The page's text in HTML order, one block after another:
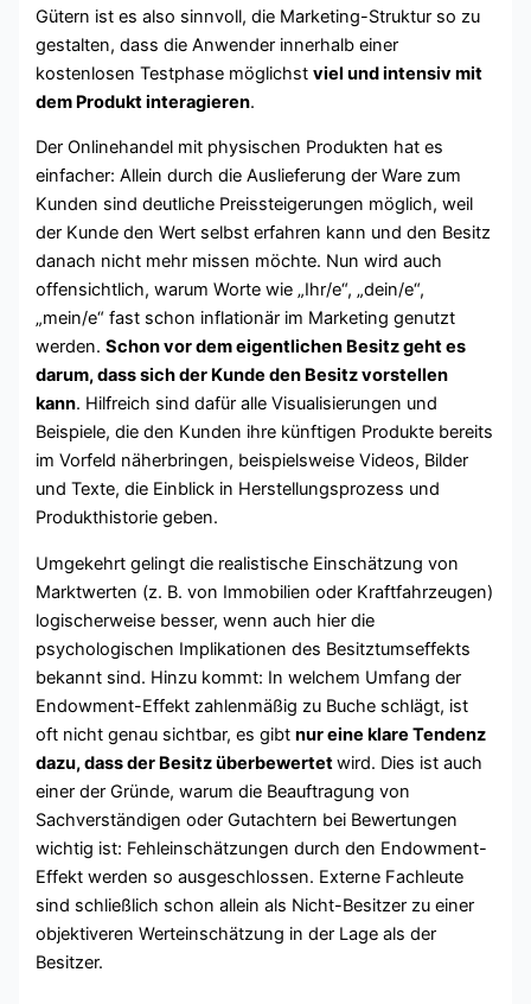
Gütern ist es also sinnvoll, die Marketing-Struktur so zu
gestalten, dass die Anwender innerhalb einer
kostenlosen Testphase möglichstviel und intensiv mit
dem Produkt interagieren.
Der Onlinehandel mit physischen Produkten hat es
einfacher: Allein durch die Auslieferung der Ware zum
Kunden sind deutliche Preissteigerungen möglich, weil
der Kunde den Wert selbst erfahren kann und den Besitz
danach nicht mehr missen möchte. Nun wird auch
offensichtlich, warum Worte wie „Ihr/e“, „dein/e“,
„mein/e“ fast schon inflationär im Marketing genutzt
werden.Schon vor dem eigentlichen Besitz geht es
darum, dass sich der Kunde den Besitz vorstellen
kann. Hilfreich sind dafür alle Visualisierungen und
Beispiele, die den Kunden ihre künftigen Produkte bereits
im Vorfeld näherbringen, beispielsweise Videos, Bilder
und Texte, die Einblick in Herstellungsprozess und
Produkthistorie geben.
Umgekehrt gelingt die realistische Einschätzung von
Marktwerten (z. B. von Immobilien oder Kraftfahrzeugen)
logischerweise besser, wenn auch hier die
psychologischen Implikationen des Besitztumseffekts
bekannt sind. Hinzu kommt: In welchem Umfang der
Endowment-Effekt zahlenmäßig zu Buche schlägt, ist
oft nicht genau sichtbar, es gibtnur eine klare Tendenz
dazu, dass der Besitz überbewertetwird. Dies ist auch
einer der Gründe, warum die Beauftragung von
Sachverständigen oder Gutachtern bei Bewertungen
wichtig ist: Fehleinschätzungen durch den Endowment-
Effekt werden so ausgeschlossen. Externe Fachleute
sind schließlich schon allein als Nicht-Besitzer zu einer
objektiveren Werteinschätzung in der Lage als der
Besitzer.